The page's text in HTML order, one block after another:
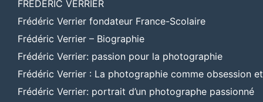
FREDERIC VERRIER
Frédéric Verrier fondateur France-Scolaire
Frédéric Verrier – Biographie
Frédéric Verrier: passion pour la photographie
Frédéric Verrier : La photographie comme obsession
Frédéric Verrier: portrait d’un photographe passionné